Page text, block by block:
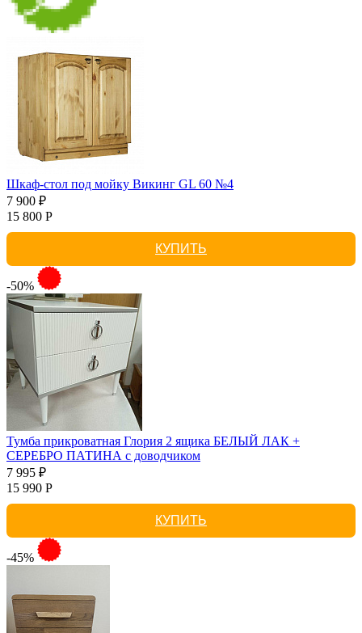
Шкаф-стол под мойку Викинг GL 60 №4
7 900 ₽
15 800 Р
КУПИТЬ
-50%
Тумба прикроватная Глория 2 ящика БЕЛЫЙ ЛАК +
СЕРЕБРО ПАТИНА с доводчиком
7 995 ₽
15 990 Р
КУПИТЬ
-45%